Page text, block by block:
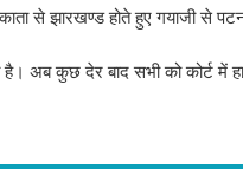
से झारखण्ड होते हुए गयाजी से
अब कुछ देर बाद सभी को कोर्ट में